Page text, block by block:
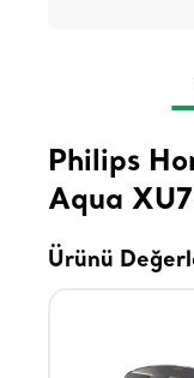
Philips
Aqua
Ürünü